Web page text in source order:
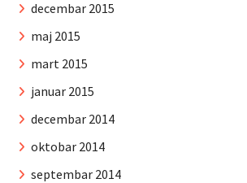
decembar 2015
maj 2015
mart 2015
januar 2015
decembar 2014
oktobar 2014
septembar 2014